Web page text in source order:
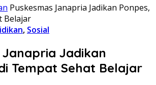
Puskesmas Janapria Jadikan Ponpes,
Belajar
, Sosial
Janapria Jadikan
Tempat Sehat Belajar